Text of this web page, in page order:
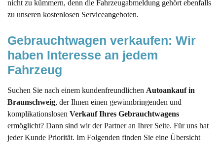
nicht zu kümmern, denn die Fahrzeugabmeldung gehört ebenfalls
zu unseren kostenlosen Serviceangeboten.
Gebrauchtwagen verkaufen: Wir
haben Interesse an jedem
Fahrzeug
Suchen Sie nach einem kundenfreundlichen Autoankauf in
Braunschweig, der Ihnen einen gewinnbringenden und
komplikationslosen Verkauf Ihres Gebrauchtwagens
ermöglicht? Dann sind wir der Partner an Ihrer Seite. Für uns hat
jeder Kunde Priorität. Im Folgenden finden Sie eine Übersicht